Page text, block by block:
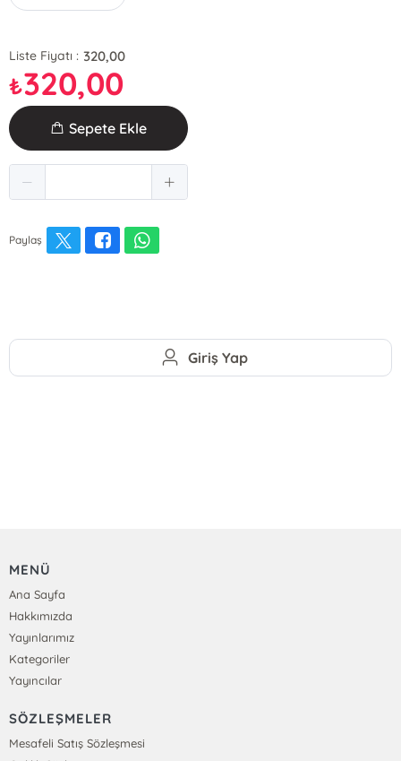
Liste Fiyatı : 320,00
₺320,00
Sepete Ekle
Paylaş
Giriş Yap
MENÜ
Ana Sayfa
Hakkımızda
Yayınlarımız
Kategoriler
Yayıncılar
SÖZLEŞMELER
Mesafeli Satış Sözleşmesi